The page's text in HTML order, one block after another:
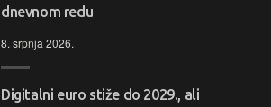
dnevnom redu
8. srpnja 2026.
Digitalni euro stiže do 2029., ali